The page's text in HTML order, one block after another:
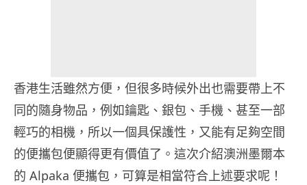
香港生活雖然方便，但很多時候外出也需要帶上不
同的隨身物品，例如鑰匙、銀包、手機、甚至一部
輕巧的相機，所以一個具保護性，又能有足夠空間
的便攜包便顯得更有價值了。這次介紹澳洲墨爾本
的 Alpaka 便攜包，可算是相當符合上述要求呢！